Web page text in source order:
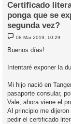
Certificado
ponga que se
segunda vez?
M
e
s
e
08 Mar 2019, 10:29
Buenos días!
Intentaré exponer la
Mi hijo nació en
pasaporte consular,
Vale, ahora viene el
Al principio me
pedir el certificado